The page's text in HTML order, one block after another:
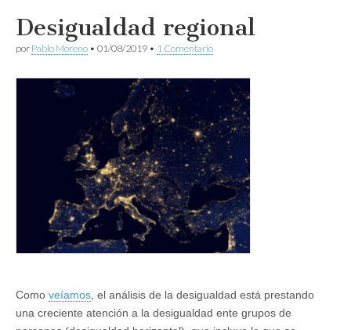
Desigualdad regional
por Pablo Moreno • 01/08/2019 • 1 Comentario
Como veíamos , el análisis de la desigualdad está prestando
una creciente atención a la desigualdad ente grupos de